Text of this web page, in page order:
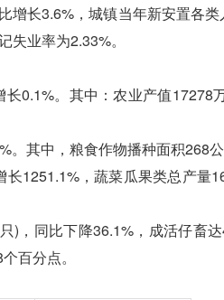
增长3.6%，城镇当年新安置各
业率为2.33%。
。其中：农业产值17278
其中，粮食作物播种面积268
1251.1%，蔬菜瓜果类总产量
同比下降36.1%，成活仔畜达
百分点。